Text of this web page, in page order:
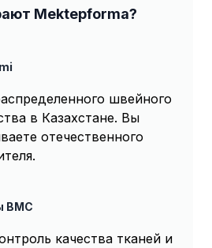
Mektepforma?
швейного
в Казахстане. Вы
отечественного
BMC
качества тканей и